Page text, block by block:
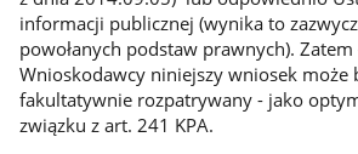
informacji publicznej (wynika to
powołanych podstaw prawnych). Zatem
Wnioskodawcy niniejszy wniosek może
fakultatywnie rozpatrywany - jako
związku z art. 241 KPA.